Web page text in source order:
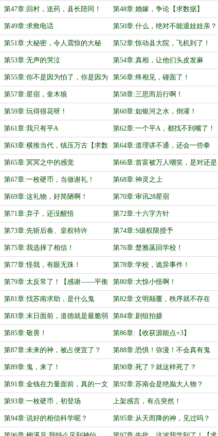
1】
第47章:回村，送药，县长陪同！
【求数据】
第48章:婚嫁，争论【求数据】
第49章:求救电话 第50章:什么，绝对不能退娃娃亲？
第51章:大秘密，令人震惊的大秘
密！
第52章:惊动县大院，飞机到了！
第53章:无声的哭泣 第54章:真相，让他们头皮发麻
第55章:你不是因为怕了，你是因为
要死了！
第56章:终相见，碰面了！
第57章:星宿，奎木狼 第58章:三思而后行啊！
第59章:玩得很花呀！ 第60章:如银河之水，倒灌！
第61章:我只有平A 第62章:一个平A，都找不到嘴了！
第63章:横推当代，镇压万古【求数
据！】
第64章:道理讲不通，还会一些拳
脚！
第65章:冥冥之中的感觉 第66章:首富被万人嘲笑，是对还是
错？
第67章:一枚硬币，当做谢礼！ 第68章:神灵之上
第69章:这礼物，好简陋啊！ 第70章:审讯28星宿
第71章:弃子，还没醒悟 第72章:十六字方针
第73章:先斩后奏、皇权特许 第74章:S级权限授予
第75章:我选择了相信！ 第76章:楚雅菡回学校！
第77章:怪我，有眼无珠！ 第78章:学校，诡异事件！
第79章:太反常了！【感谢——平衡
路人舵主的一万币打赏！】
第80章:大惊小怪啊！
第81章:找苏南求助，是什么鬼
啊！？
第82章:文明颠覆，秩序就不存在
了！
第83章:末日面前，道德就是最脆弱
的！
第84章:剧组拍摄
第85章:敬畏！ 第86章:【收获源能点+3】
第87章:未来的神，被占便宜了？ 第88章:恐惧！弥漫！不会真有鬼
吧？
第89章:鬼，来了！ 第90章:死了？就这样死了？
第91章:金钱在力量面前，真的一文
不值！
第92章:苏南会是绝巅大人物？
第93章:一枚硬币，初登场 上架感言，有点突然！
第94章:说好的相信科学呢？ 第95章:从天而降的神，见过吗？